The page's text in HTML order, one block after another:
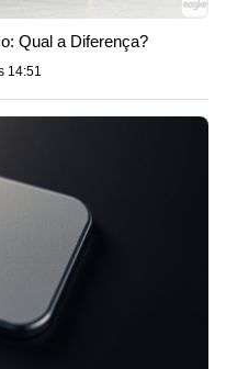
Qual a Diferença?
14:51